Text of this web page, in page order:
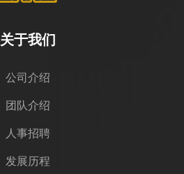
关于我们
公司介绍
团队介绍
人事招聘
发展历程